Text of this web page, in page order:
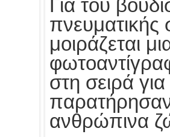
Για του
πνευματικής
μοιράζεται
στη σειρά
παρατήρησαν
ανθρώπινα